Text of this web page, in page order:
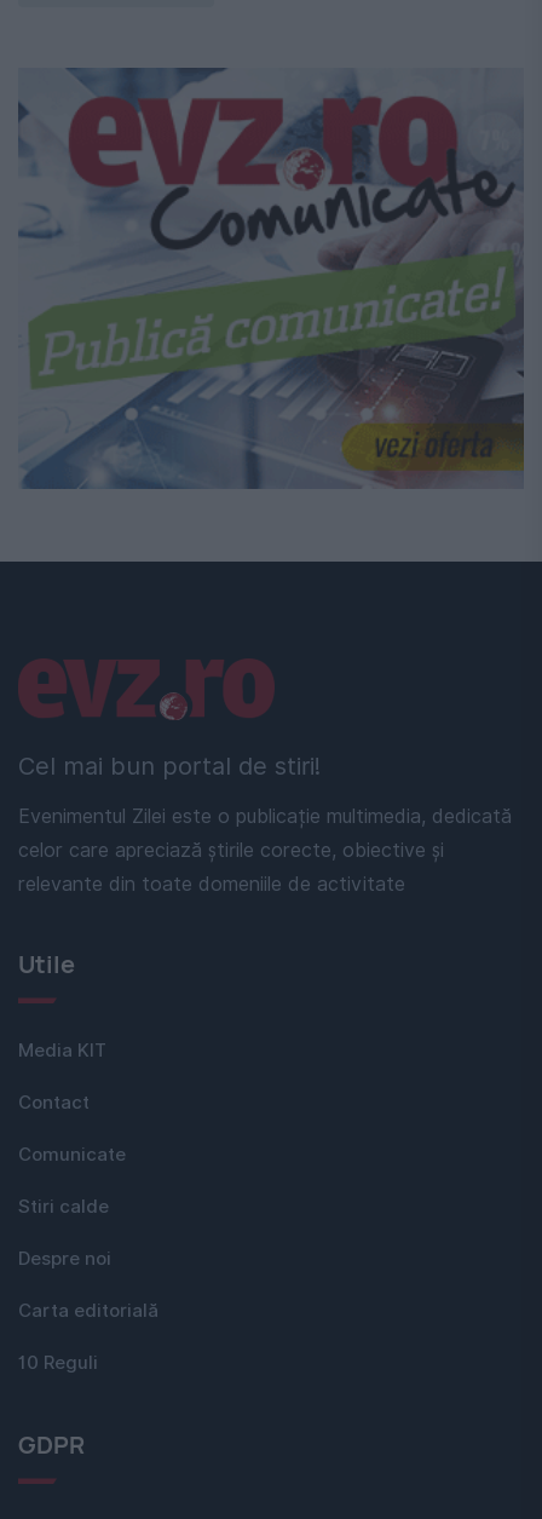
Cel mai bun portal de stiri!
Evenimentul Zilei este o publicație multimedia, dedicată
celor care apreciază știrile corecte, obiective și
relevante din toate domeniile de activitate
Linkuri utile
Utile
Media KIT
Contact
Comunicate
Stiri calde
Despre noi
Carta editorială
10 Reguli
GDPR